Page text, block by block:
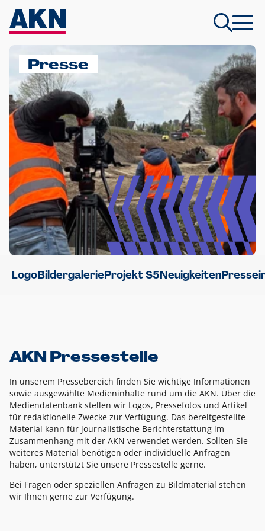
Presse
LogoBildergalerieProjekt S5Neuigkeiten
AKN Pressestelle
In unserem Pressebereich finden Sie wichtige Informationen
sowie ausgewählte Medieninhalte rund um die AKN. Über die
Mediendatenbank stellen wir Logos, Pressefotos und Artikel
für redaktionelle Zwecke zur Verfügung. Das bereitgestellte
Material kann für journalistische Berichterstattung im
Zusammenhang mit der AKN verwendet werden. Sollten Sie
weiteres Material benötigen oder individuelle Anfragen
haben, unterstützt Sie unsere Pressestelle gerne.
Bei Fragen oder speziellen Anfragen zu Bildmaterial stehen
wir Ihnen gerne zur Verfügung.